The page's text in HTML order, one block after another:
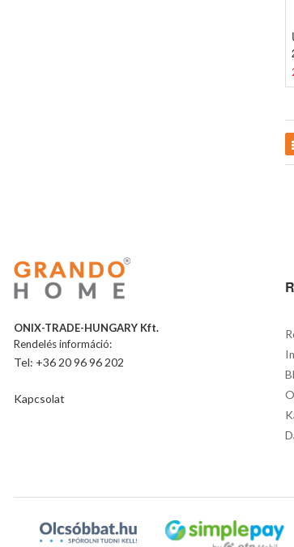
ONIX-TRADE-HUNGARY Kft.
Rendelés információ:
Tel: +36 20 96 96 202
Kapcsolat